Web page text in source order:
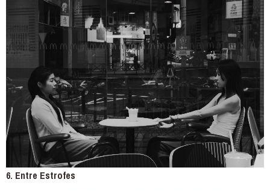
6. Entre Estrofes